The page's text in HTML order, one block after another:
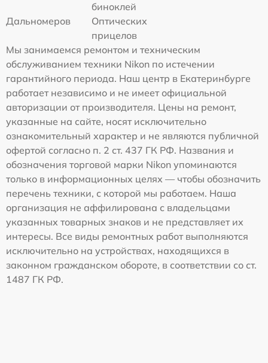
биноклей
Дальномеров
Оптических
прицелов
Мы занимаемся ремонтом и техническим
обслуживанием техники Nikon по истечении
гарантийного периода. Наш центр в Екатеринбурге
работает независимо и не имеет официальной
авторизации от производителя. Цены на ремонт,
указанные на сайте, носят исключительно
ознакомительный характер и не являются публичной
офертой согласно п. 2 ст. 437 ГК РФ. Названия и
обозначения торговой марки Nikon упоминаются
только в информационных целях — чтобы обозначить
перечень техники, с которой мы работаем. Наша
организация не аффилирована с владельцами
указанных товарных знаков и не представляет их
интересы. Все виды ремонтных работ выполняются
исключительно на устройствах, находящихся в
законном гражданском обороте, в соответствии со ст.
1487 ГК РФ.